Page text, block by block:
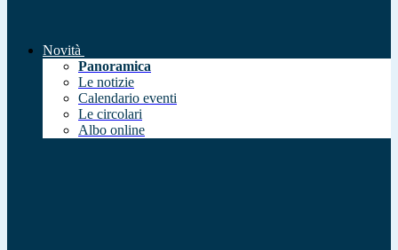
Novità
Panoramica
Le notizie
Calendario eventi
Le circolari
Albo online